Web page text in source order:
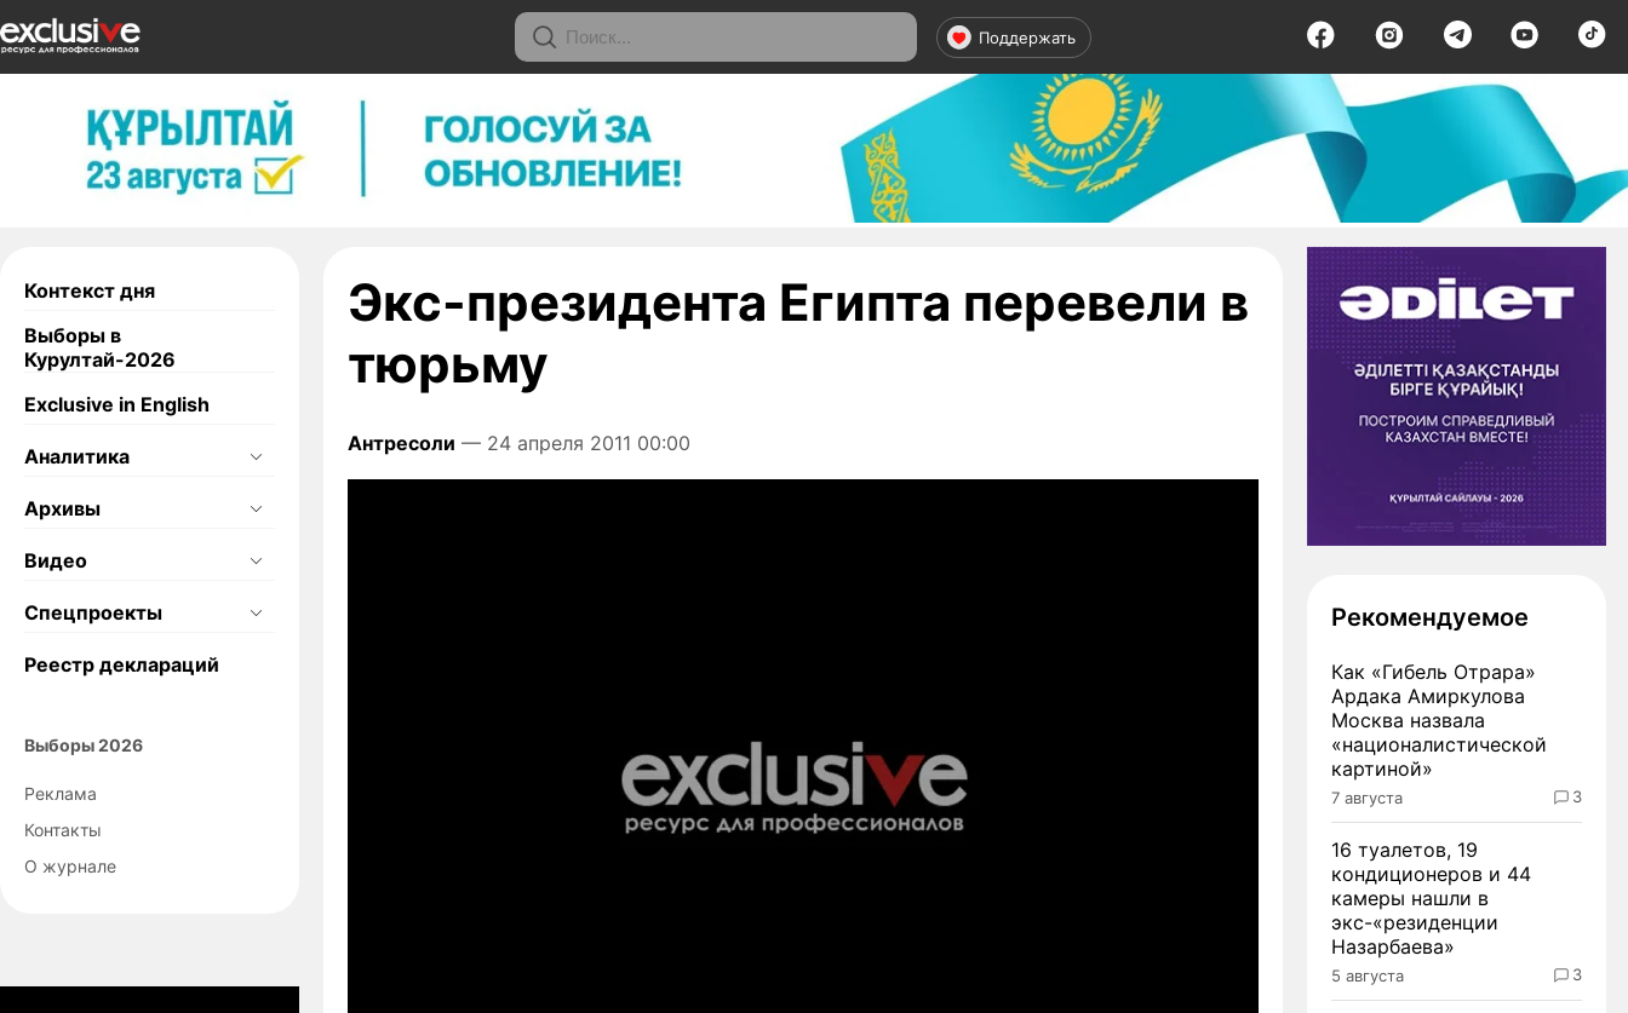
Поддержать
Контекст дня
Выборы в
Курултай-2026
Exclusive in English
Аналитика
Архивы
Видео
Спецпроекты
Реестр деклараций
Выборы 2026
Реклама
Контакты
О журнале
Экс-президента Египта перевели в
тюрьму
Антресоли — 24 апреля 2011 00:00
Рекомендуемое
Как «Гибель Отрара»
Ардака Амиркулова
Москва назвала
«националистической
картиной»
7 августа 3
16 туалетов, 19
кондиционеров и 44
камеры нашли в
экс-«резиденции
Назарбаева»
5 августа 3